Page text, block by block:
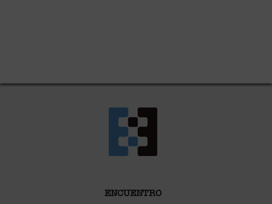
ENCUENTRO